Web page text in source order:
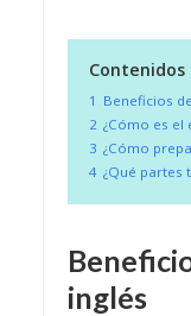
Contenidos
1 Beneficios
2 ¿Cómo es el
3 ¿Cómo
4 ¿Qué partes
inglés